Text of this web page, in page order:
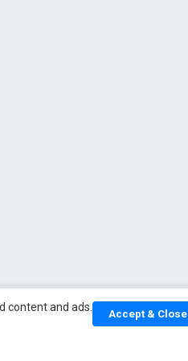
content and ads.
Accept & Close